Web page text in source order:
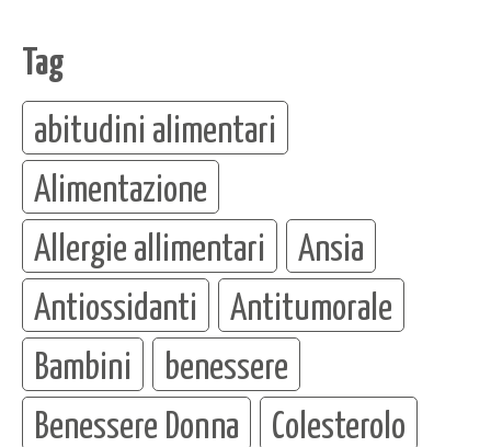
Tag
abitudini alimentari
Alimentazione
Allergie allimentari
Ansia
Antiossidanti
Antitumorale
Bambini
benessere
Benessere Donna
Colesterolo